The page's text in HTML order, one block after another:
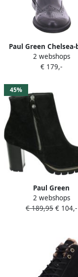
Paul Green
met lichte
loopzool
2 webshops
€ 179,-
45%
Paul Green
Laarsjes Zwart
2 webshops
€ 189,95 € 104,-